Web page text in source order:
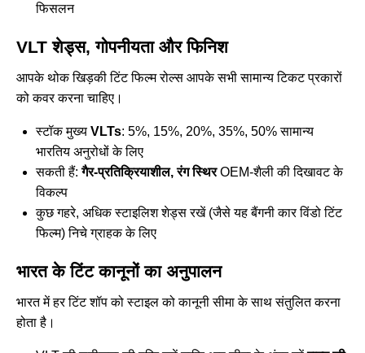
फिसलन
VLT शेड्स, गोपनीयता और फिनिश
आपके थोक खिड़की टिंट फिल्म रोल्स आपके सभी सामान्य टिकट प्रकारों
को कवर करना चाहिए।
स्टॉक मुख्य VLTs: 5%, 15%, 20%, 35%, 50% सामान्य
भारतिय अनुरोधों के लिए
सकती हैं:गैर-प्रतिक्रियाशील, रंग स्थिरOEM-शैली की दिखावट के
विकल्प
कुछ गहरे, अधिक स्टाइलिश शेड्स रखें (जैसे यहबैंगनी कार विंडो टिंट
फिल्म) निचे ग्राहक के लिए
भारत के टिंट कानूनों का अनुपालन
भारत में हर टिंट शॉप को स्टाइल को कानूनी सीमा के साथ संतुलित करना
होता है।